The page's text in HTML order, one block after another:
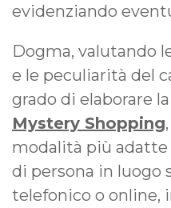
evidenziando
Dogma, valutando
e le peculiarità del
grado di elaborare la
Mystery Shopping
modalità più adatte
di persona in luogo
telefonico o online,